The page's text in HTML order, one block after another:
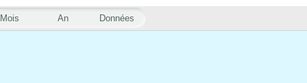
Mois An Données